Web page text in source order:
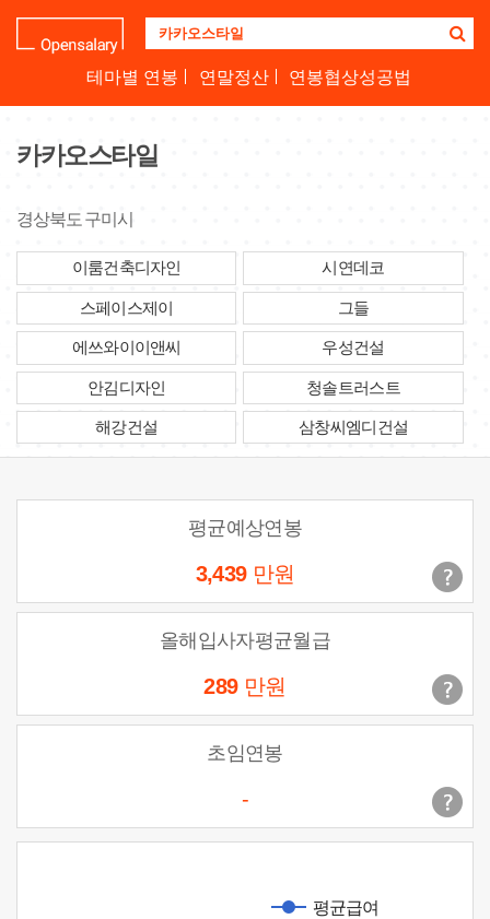
업
명
하
테마별 연봉 연말정산 연봉협상성공법
카카오스타일
경상북도 구미시
이룸건축디자인 시연데코
스페이스제이 그들
에쓰와이이앤씨 우성건설
안김디자인 청솔트러스트
해강건설 삼창씨엠디건설
평균예상연봉
3,439 만원
올해입사자평균월급
289 만원
초임연봉
-
평균급여